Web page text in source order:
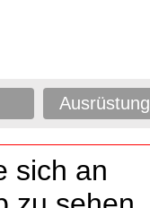
Ausrüstung
sich an